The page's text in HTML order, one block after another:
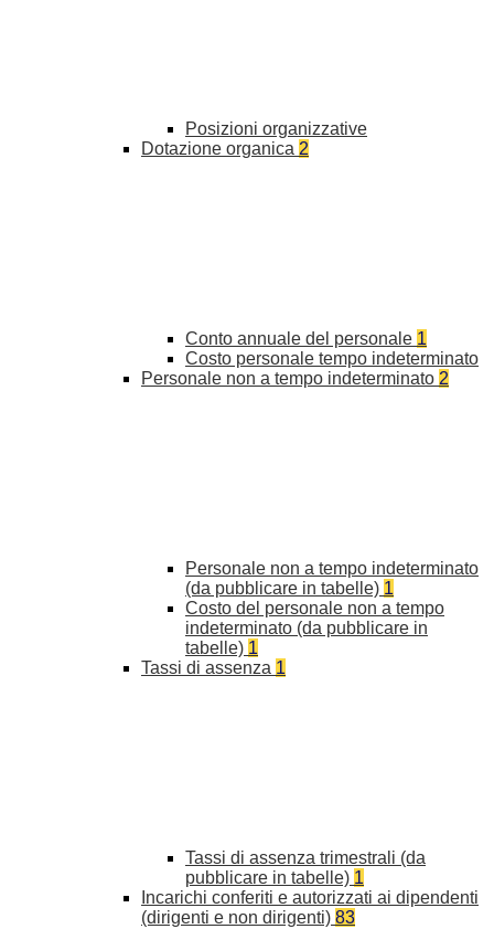
Posizioni organizzative
Dotazione organica 2
Conto annuale del personale 1
Costo personale tempo indeterminato
Personale non a tempo indeterminato 2
Personale non a tempo indeterminato
(da pubblicare in tabelle) 1
Costo del personale non a tempo
indeterminato (da pubblicare in
tabelle) 1
Tassi di assenza 1
Tassi di assenza trimestrali (da
pubblicare in tabelle) 1
Incarichi conferiti e autorizzati ai dipendenti
(dirigenti e non dirigenti) 83